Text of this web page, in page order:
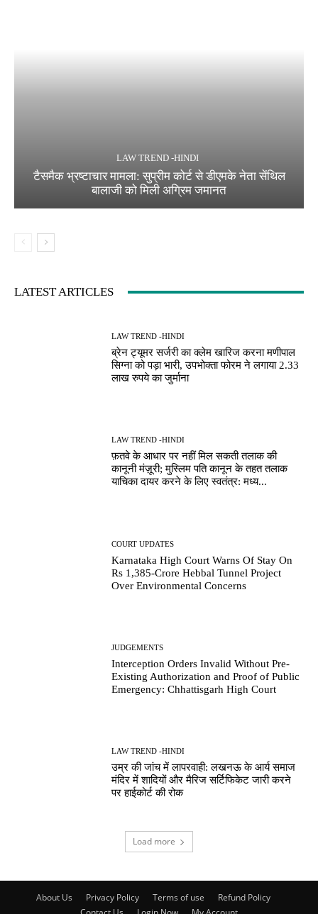
LAW TREND -HINDI
टैसमैक भ्रष्टाचार मामला: सुप्रीम कोर्ट से डीएमके नेता सेंथिल
बालाजी को मिली अग्रिम जमानत
LATEST ARTICLES
LAW TREND -HINDI
ब्रेन ट्यूमर सर्जरी का क्लेम खारिज करना मणीपाल
सिग्ना को पड़ा भारी, उपभोक्ता फोरम ने लगाया 2.33
लाख रुपये का जुर्माना
LAW TREND -HINDI
फ़तवे के आधार पर नहीं मिल सकती तलाक की
कानूनी मंज़ूरी; मुस्लिम पति कानून के तहत तलाक
याचिका दायर करने के लिए स्वतंत्र: मध्य...
COURT UPDATES
Karnataka High Court Warns Of Stay On
Rs 1,385-Crore Hebbal Tunnel Project
Over Environmental Concerns
JUDGEMENTS
Interception Orders Invalid Without Pre-
Existing Authorization and Proof of Public
Emergency: Chhattisgarh High Court
LAW TREND -HINDI
उम्र की जांच में लापरवाही: लखनऊ के आर्य समाज
मंदिर में शादियों और मैरिज सर्टिफिकेट जारी करने
पर हाईकोर्ट की रोक
Load more
About Us Privacy Policy Terms of use
Refund Policy